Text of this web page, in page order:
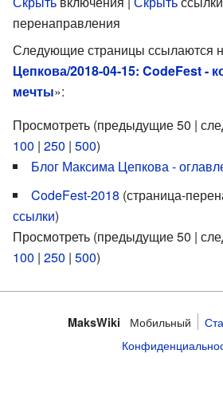
перенаправления
Следующие страницы ссылаются
Цепкова/2018-04-15: CodeFest -
мечты»:
Просмотреть (предыдущие 50 |
100 | 250 | 500)
Блог Максима Цепкова -
CodeFest-2018 (страница-
ссылки)
Просмотреть (предыдущие 50 |
100 | 250 | 500)
MaksWiki Мобильный